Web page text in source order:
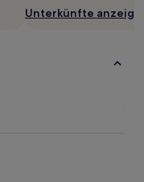
Unterkünfte